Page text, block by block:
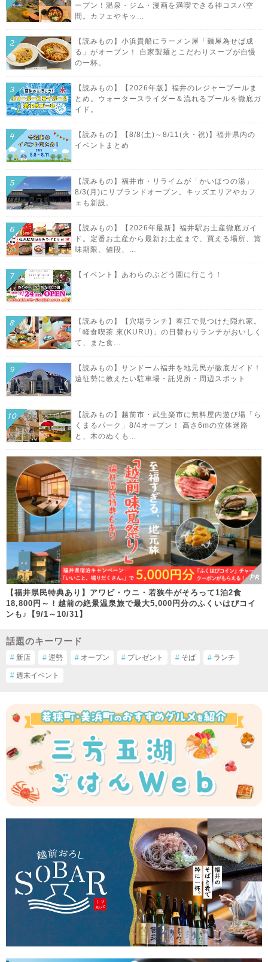
ープン！温泉・ジム・漫画を満喫できる神コスパ空
間。カフェやキッ...
【読みもの】小浜貴船にラーメン屋「麺屋為せば成
る」がオープン！ 自家製麺とこだわりスープが自慢
の一杯。
【読みもの】【2026年版】福井のレジャープールま
とめ。ウォータースライダー＆流れるプールを徹底ガ
イド。
【読みもの】【8/8(土)～8/11(火・祝)】福井県内の
イベントまとめ
【読みもの】福井市・リライムが「かいほつの湯」
8/3(月)にリブランドオープン。キッズエリアやカフ
ェも新設。
【読みもの】【2026年最新】福井駅お土産徹底ガイ
ド。定番お土産から最新お土産まで、買える場所、賞
味期限、値段、...
【イベント】あわらのぶどう園に行こう！
【読みもの】【穴場ランチ】春江で見つけた隠れ家。
「軽食喫茶 來(KURU)」の日替わりランチがおいしく
て、また食...
【読みもの】サンドーム福井を地元民が徹底ガイド！
遠征勢に教えたい駐車場・託児所・周辺スポット
【読みもの】越前市・武生楽市に無料屋内遊び場「ら
くまるパーク」8/4オープン！ 高さ6mの立体迷路
と、木のぬくも...
【福井県民特典あり】アワビ・ウニ・若狭牛がそろって1泊2食
18,800円～！越前の絶景温泉旅で最大5,000円分のふくいはぴコイ
ンも♪【9/1～10/31】
話題のキーワード
# 新店 # 運勢 # オープン # プレゼント # そば # ランチ
# 週末イベント